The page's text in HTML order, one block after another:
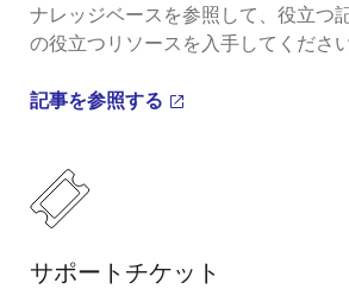
ナレッジベースを参照して、役立つ
の役立つリソースを入手してください
記事を参照する
サポートチケット